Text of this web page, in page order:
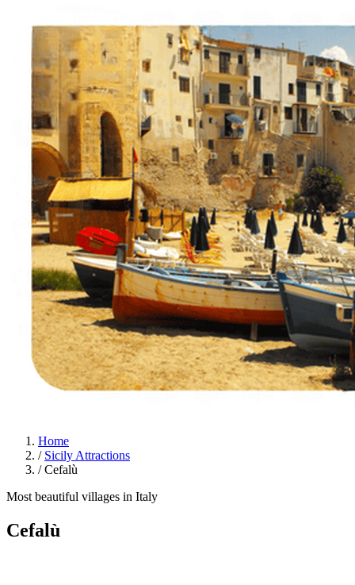
Italiano English Français Deutsch Español
Menu
Home
/ Sicily Attractions
/ Cefalù
Most beautiful villages in Italy
Cefalù